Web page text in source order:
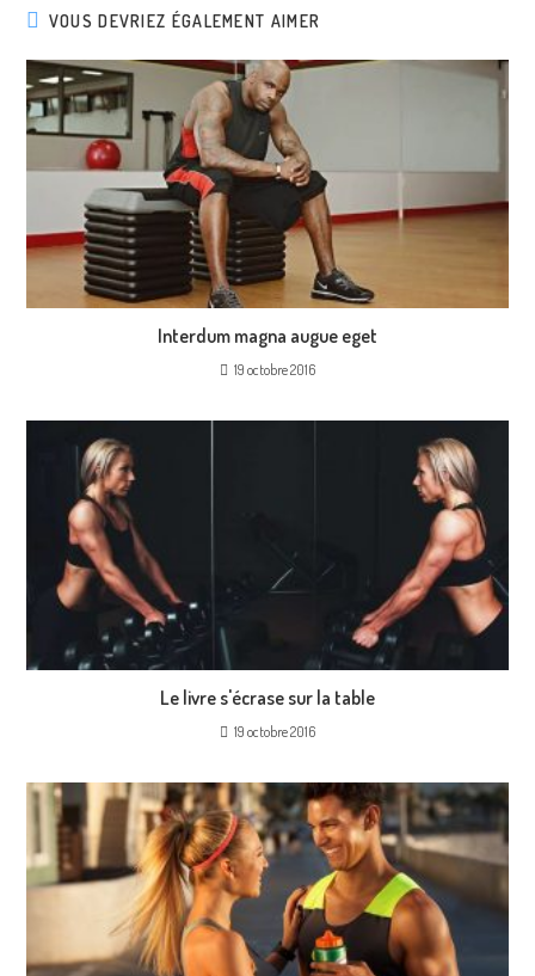
VOUS DEVRIEZ ÉGALEMENT AIMER
Interdum magna augue eget
19 octobre 2016
Le livre s'écrase sur la table
19 octobre 2016